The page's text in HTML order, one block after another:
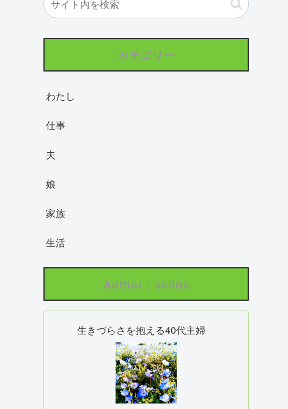
カテゴリー
わたし
仕事
夫
娘
家族
生活
Author : seline
生きづらさを抱える40代主婦